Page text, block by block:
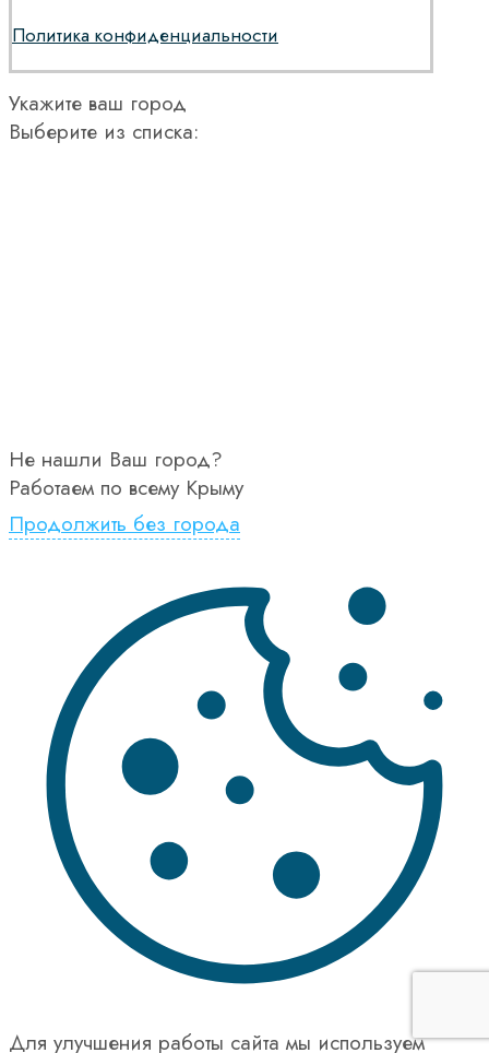
Политика конфиденциальности
Укажите ваш город
Выберите из списка:
Не нашли Ваш город?
Работаем по всему Крыму
Продолжить без города
Для улучшения работы сайта мы используем